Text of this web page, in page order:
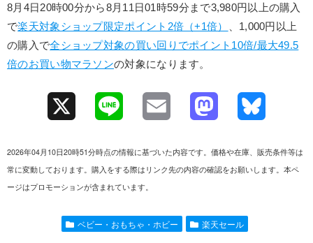
8月4日20時00分から8月11日01時59分まで3,980円以上の購入
で楽天対象ショップ限定ポイント2倍（+1倍）
、1,000円以上
の購入で全ショップ対象の買い回りでポイント10倍/最大49.5
倍のお買い物マラソンの対象になります。
e
l o
2026年04月10日20時51分時点の情報に基づいた内容です。価格や在庫、販売条件等は
常に変動しております。購入をする際はリンク先の内容の確認をお願いします。本ペ
ージはプロモーションが含まれています。
ベビー・おもちゃ・ホビー 楽天セール